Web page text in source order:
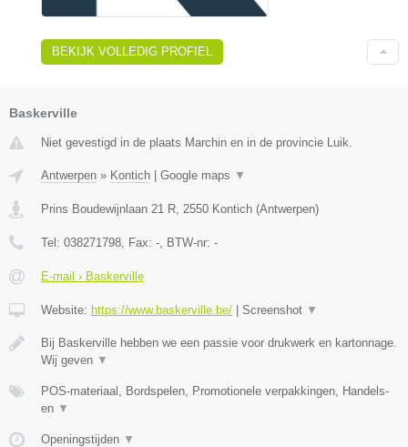
BEKIJK VOLLEDIG PROFIEL
Baskerville
Niet gevestigd in de plaats Marchin en in de provincie Luik.
Antwerpen » Kontich Google maps ▼
Prins Boudewijnlaan 21 R, 2550 Kontich (Antwerpen)
Tel: 038271798, Fax: -, BTW-nr: -
E-mail › Baskerville
Website: https://www.baskerville.be/ Screenshot ▼
Bij Baskerville hebben we een passie voor drukwerk en kartonnage.
Wij geven ▼
POS-materiaal, Bordspelen, Promotionele verpakkingen, Handels-
en ▼
Openingstijden ▼